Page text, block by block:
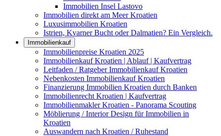
Immobilien Insel Lastovo
Immobilien direkt am Meer Kroatien
Luxusimmobilien Kroatien
Istrien, Kvarner Bucht oder Dalmatien? Ein Vergleich.
Immobilienkauf
Immobilienpreise Kroatien 2025
Immobilienkauf Kroatien | Ablauf | Kaufvertrag
Leitfaden / Ratgeber Immobilienkauf Kroatien
Nebenkosten Immobilienkauf Kroatien
Finanzierung Immobilien Kroatien durch Banken
Immobilienrecht Kroatien | Kaufvertrag
Immobilienmakler Kroatien - Panorama Scouting
Möblierung / Interior Design für Immobilien in
Kroatien
Auswandern nach Kroatien / Ruhestand